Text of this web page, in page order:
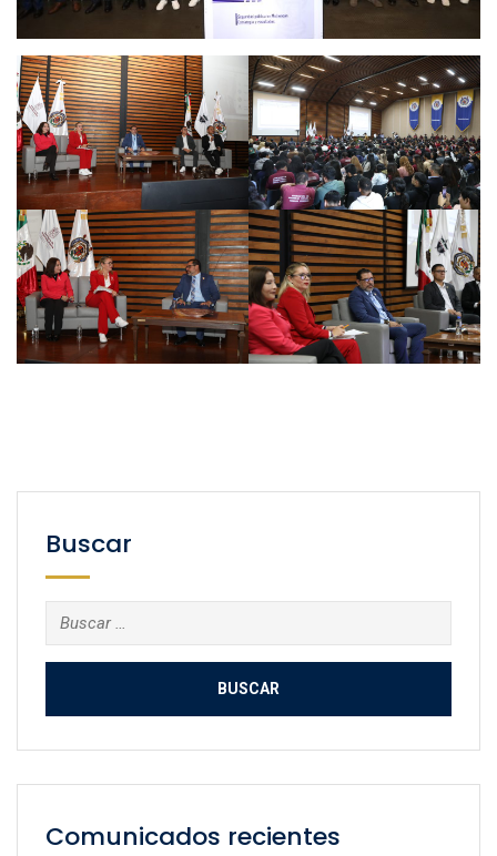
Buscar
Buscar:
Comunicados recientes